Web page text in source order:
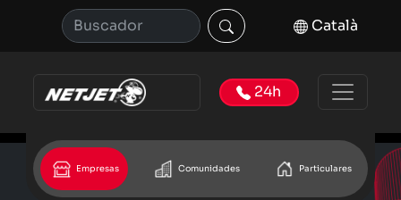
Català
24h
Empresas Comunidades Particulares